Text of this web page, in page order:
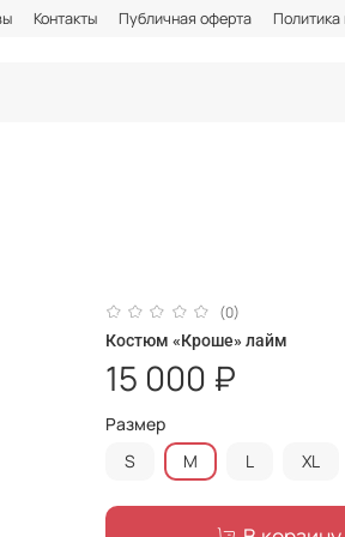
Контакты Публичная оферта
(0)
Костюм «Кроше» лайм
15 000 ₽
Размер
S
M L XL